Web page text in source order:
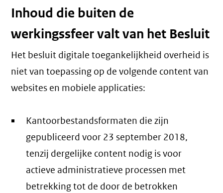
Inhoud die buiten de
werkingssfeer valt van het Besluit
Het besluit digitale toegankelijkheid overheid is
niet van toepassing op de volgende content van
websites en mobiele applicaties:
Kantoorbestandsformaten die zijn
gepubliceerd voor 23 september 2018,
tenzij dergelijke content nodig is voor
actieve administratieve processen met
betrekking tot de door de betrokken